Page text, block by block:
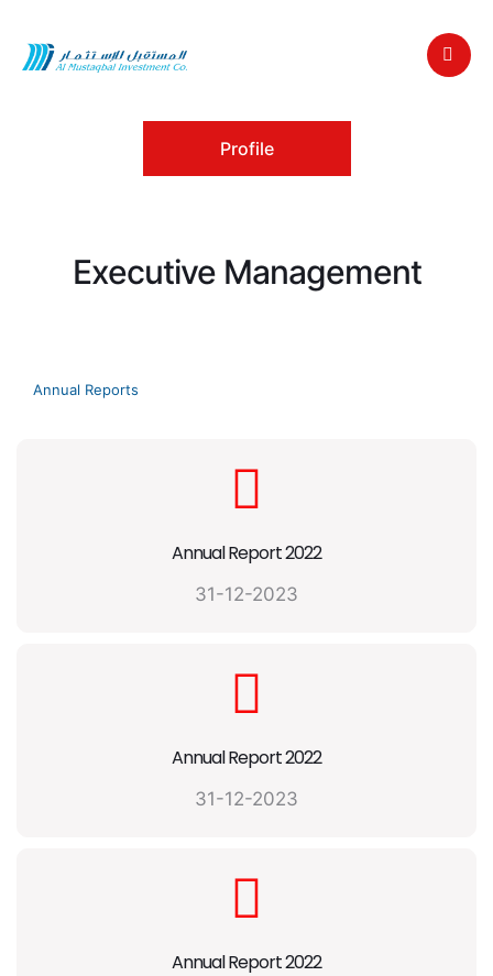
Profile
Executive Management
Annual Reports
Annual Report 2022
31-12-2023
Annual Report 2022
31-12-2023
Annual Report 2022